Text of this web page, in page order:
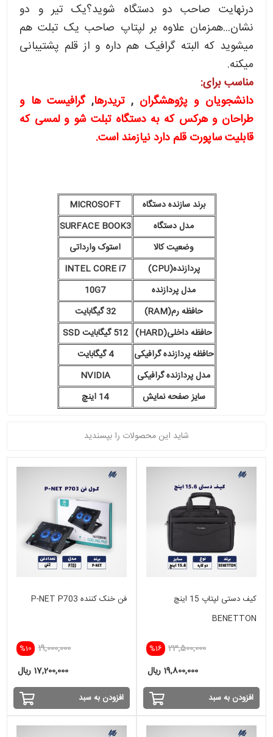
درنهایت صاحب دو دستگاه شوید؟یک تیر و دو
نشان...همزمان علاوه بر لپتاپ صاحب یک تبلت هم
میشوید که البته گرافیک هم داره و از قلم پشتیبانی
میکنه.
مناسب برای:
دانشجویان و پژوهشگران,تریدرها,گرافیست ها و
طراحان و هرکس که به دستگاه تبلت شو و لمسی که
قابلیت ساپورت قلم دارد نیازمند است.
برند سازنده دستگاه
MICROSOFT
مدل دستگاه
SURFACE BOOK3
وضعیت کالا
استوک وارداتی
پردازنده(CPU)
INTEL CORE i7
مدل پردازنده
10G7
حافظه رم(RAM)
32 گیگابایت
حافظه داخلی(HARD)
512 گیگابایت SSD
حافظه پردازنده گرافیکی
4 گیگابایت
مدل پردازنده گرافیکی
NVIDIA
سایز صفحه نمایش
14 اینچ
شاید این محصولات را بپسندید
کیف دستی لپتاپ 15 اینچ
BENETTON
%16 23,500,000
19,800,000 ریال
افزودن به سبد
فن خنک کننده P-NET P703
%10 19,000,000
17,200,000 ریال
افزودن به سبد